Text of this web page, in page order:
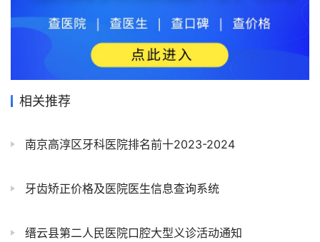
相关推荐
南京高淳区牙科医院排名前十2023-2024
牙齿矫正价格及医院医生信息查询系统
缙云县第二人民医院口腔大型义诊活动通知